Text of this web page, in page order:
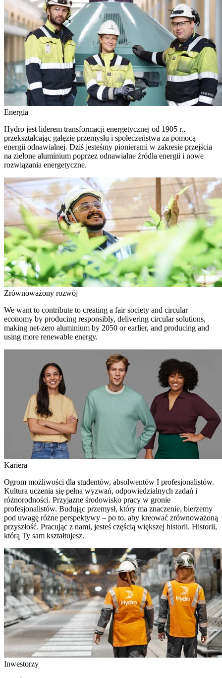
Energia
Hydro jest liderem transformacji energetycznej od 1905 r.,
przekształcając gałęzie przemysłu i społeczeństwa za pomocą
energii odnawialnej. Dziś jesteśmy pionierami w zakresie przejścia
na zielone aluminium poprzez odnawialne źródła energii i nowe
rozwiązania energetyczne.
Zrównoważony rozwój
We want to contribute to creating a fair society and circular
economy by producing responsibly, delivering circular solutions,
making net-zero aluminium by 2050 or earlier, and producing and
using more renewable energy.
Kariera
Ogrom możliwości dla studentów, absolwentów I profesjonalistów.
Kultura uczenia się pełna wyzwań, odpowiedzialnych zadań i
różnorodności. Przyjazne środowisko pracy w gronie
profesjonalistów. Budując przemysł, który ma znaczenie, bierzemy
pod uwagę różne perspektywy – po to, aby kreować zrównoważoną
przyszłość. Pracując z nami, jesteś częścią większej historii. Historii,
którą Ty sam kształtujesz.
Inwestorzy